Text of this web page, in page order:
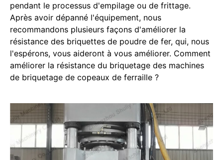
pendant le processus d'empilage ou de frittage.
Après avoir dépanné l'équipement, nous
recommandons plusieurs façons d'améliorer la
résistance des briquettes de poudre de fer, qui, nous
l'espérons, vous aideront à vous améliorer. Comment
améliorer la résistance du briquetage des machines
de briquetage de copeaux de ferraille ?